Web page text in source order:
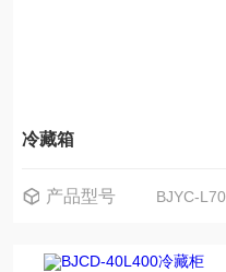
冷藏箱
产品型号 BJYC-L70